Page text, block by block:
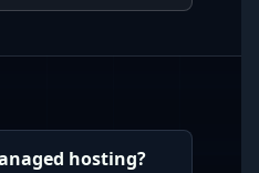
hosting?